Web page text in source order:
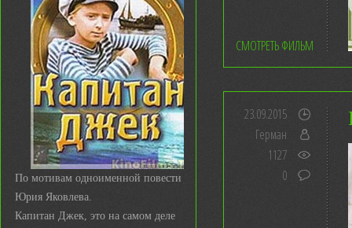
По мотивам одноименной повести
Юрия Яковлева.
Капитан Джек, это на самом деле
СМОТРЕТЬ ФИЛЬМ
23.09.2015
Герман
1127
0